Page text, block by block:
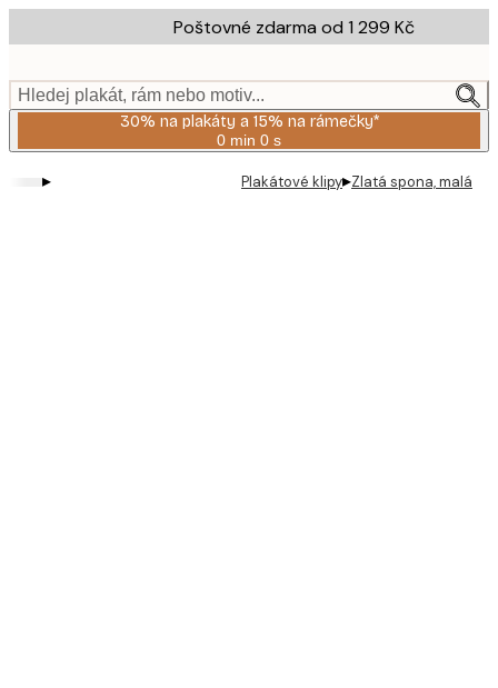
to
content.
Poštovné zdarma od 1 299 Kč
Hledej plakát, rám nebo motiv...
30% na plakáty a 15% na rámečky*
0 min 0 s
Platné
2026-
▸ Plakátové klipy▸Zlatá spona, malá